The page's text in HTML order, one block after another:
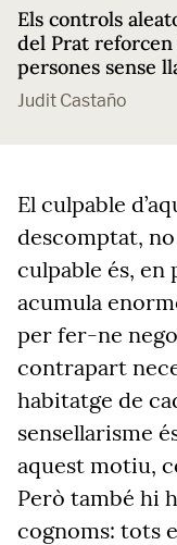
Els controls
del Prat
persones sense
Judit Castaño
El culpable
descomptat,
culpable és, en
acumula
per fer-ne
contrapart
habitatge de
sensellarisme
aquest motiu,
Però també hi
cognoms: tots